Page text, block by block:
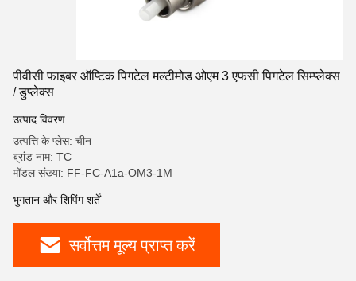
पीवीसी फाइबर ऑप्टिक पिगटेल मल्टीमोड ओएम 3 एफसी पिगटेल सिम्प्लेक्स
/ डुप्लेक्स
उत्पाद विवरण
उत्पत्ति के प्लेस: चीन
ब्रांड नाम: TC
मॉडल संख्या: FF-FC-A1a-OM3-1M
भुगतान और शिपिंग शर्तें
सर्वोत्तम मूल्य प्राप्त करें